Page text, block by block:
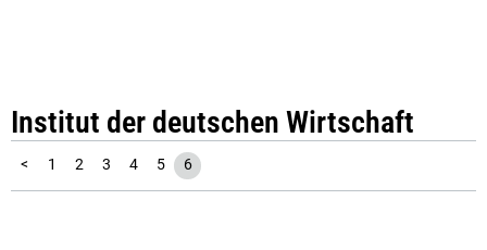
Institut der deutschen Wirtschaft
< 1 2 3 4 5 6